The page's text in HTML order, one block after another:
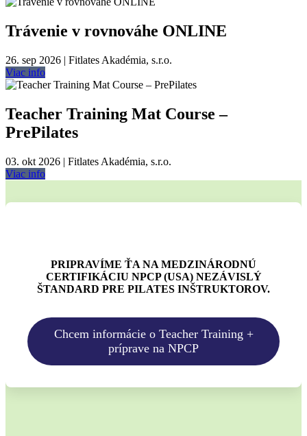
Trávenie v rovnováhe ONLINE
26. sep 2026 | Fitlates Akadémia, s.r.o.
Viac info
Teacher Training Mat Course –
PrePilates
03. okt 2026 | Fitlates Akadémia, s.r.o.
Viac info
PRIPRAVÍME ŤA NA MEDZINÁRODNÚ
CERTIFIKÁCIU NPCP (USA) NEZÁVISLÝ
ŠTANDARD PRE PILATES INŠTRUKTOROV.
Chcem informácie o Teacher Training +
príprave na NPCP